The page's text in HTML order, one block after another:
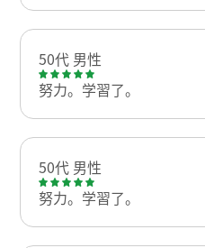
50代 男性
努力。学習了。
50代 男性
努力。学習了。